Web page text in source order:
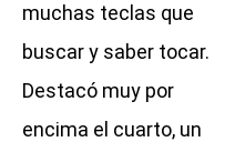
muchas teclas que
buscar y saber tocar.
Destacó muy por
encima el cuarto, un